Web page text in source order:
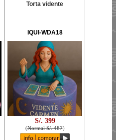
Torta vidente
IQUI-WDA18
S/. 399
(Normal S/. 487)